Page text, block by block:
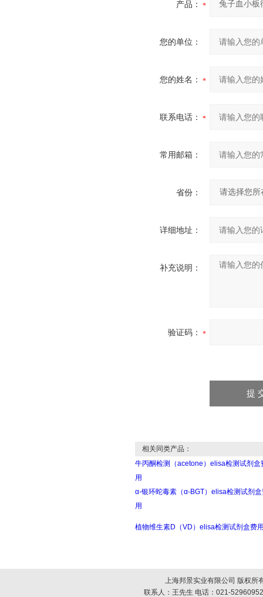
产品：
您的单位：
您的姓名：
联系电话：
常用邮箱：
省份：
详细地址：
补充说明：
验证码：
相关同类产品：
牛丙酮检测（acetone）elisa检测试剂盒
用
α-银环蛇毒素（α-BGT）elisa检测试剂
用
植物维生素D（VD）elisa检测试剂盒费
上海邦景实业有限公司 版权所
联系人：王先生 电话：021-